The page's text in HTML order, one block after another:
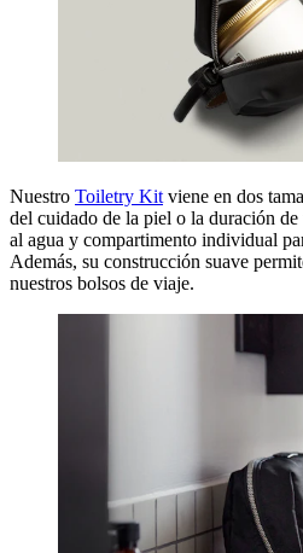
Nuestro Toiletry Kit viene en dos
del cuidado de la piel o la duración
al agua y compartimento individual
Además, su construcción suave
nuestros bolsos de viaje.